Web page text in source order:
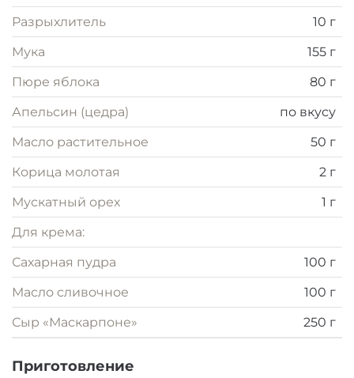
Разрыхлитель
10 г
Мука
155 г
Пюре яблока
80 г
Апельсин (цедра)
по вкусу
Масло растительное
50 г
Корица молотая
2 г
Мускатный орех
1 г
Для крема:
Сахарная пудра
100 г
Масло сливочное
100 г
Сыр «Маскарпоне»
250 г
Приготовление